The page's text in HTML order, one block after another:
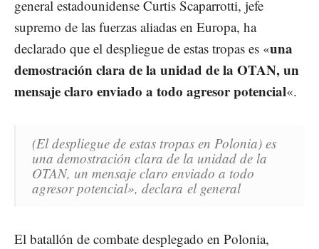
general estadounidense Curtis Scaparrotti, jefe
supremo de las fuerzas aliadas en Europa, ha
declarado que el despliegue de estas tropas es «una
demostración clara de la unidad de la OTAN, un
mensaje claro enviado a todo agresor potencial«.
(El despliegue de estas tropas en Polonia) es
una demostración clara de la unidad de la
OTAN, un mensaje claro enviado a todo
agresor potencial», declara el general
El batallón de combate desplegado en Polonia,